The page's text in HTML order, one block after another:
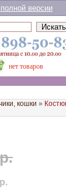
версии
нет товаров
кошки »
р.